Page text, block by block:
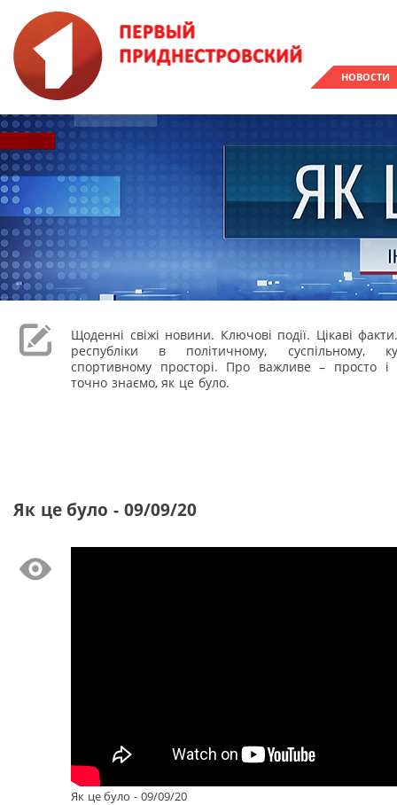
НОВОСТИ
Щоденні свіжі новини. Ключові події. Цікаві
республіки в політичному, суспільному,
спортивному просторі. Про важливе – просто і
точно знаємо, як це було.
Як це було - 09/09/20
Як це було - 09/09/20